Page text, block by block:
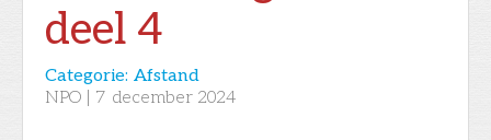
deel 4
Categorie: Afstand
NPO
7 december 2024